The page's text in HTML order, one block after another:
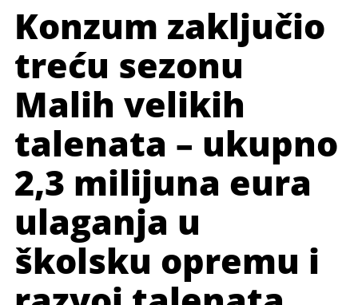
Konzum zaključio
treću sezonu
Malih velikih
talenata – ukupno
2,3 milijuna eura
ulaganja u
školsku opremu i